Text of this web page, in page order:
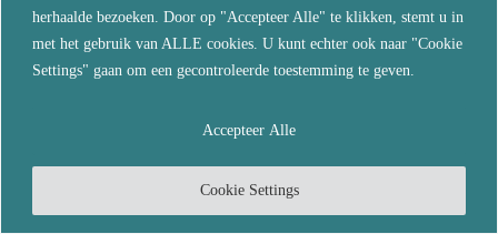
herhaalde bezoeken. Door op "Accepteer Alle" te klikken, stemt u in
met het gebruik van ALLE cookies. U kunt echter ook naar "Cookie
Settings" gaan om een gecontroleerde toestemming te geven.
Cookie Settings
Accepteer Alle
Dat zijn onderdrukkers.
De 80 jarige bezetting van de EU door de
CORPORATE VS moet eindigen.
februari 24, 2022 Bij 11:30